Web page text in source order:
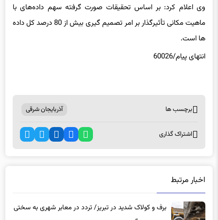
ماهیت مکانی تأثیرگذار بر امر تصمیم گیری بیش از 80 درصد کل داده
ها است.
انتهای پیام/60026
برف و کولاک شدید در تبریز/ تردد در معابر شهری به سختی
صورت می گیرد